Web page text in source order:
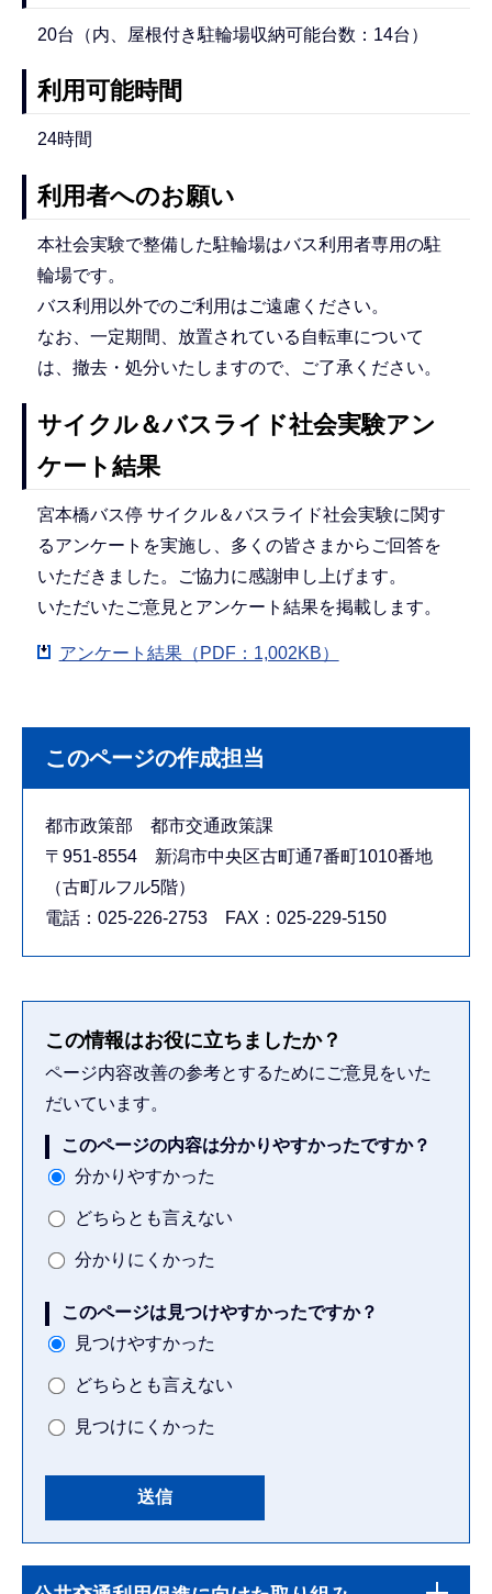
20台（内、屋根付き駐輪場収納可能台数：14台）
利用可能時間
24時間
利用者へのお願い
本社会実験で整備した駐輪場はバス利用者専用の駐
輪場です。
バス利用以外でのご利用はご遠慮ください。
なお、一定期間、放置されている自転車について
は、撤去・処分いたしますので、ご了承ください。
サイクル＆バスライド社会実験アン
ケート結果
宮本橋バス停 サイクル＆バスライド社会実験に関す
るアンケートを実施し、多くの皆さまからご回答を
いただきました。ご協力に感謝申し上げます。
いただいたご意見とアンケート結果を掲載します。
アンケート結果（PDF：1,002KB）
このページの作成担当
都市政策部 都市交通政策課
〒951-8554 新潟市中央区古町通7番町1010番地
（古町ルフル5階）
電話：025-226-2753 FAX：025-229-5150
この情報はお役に立ちましたか？
ページ内容改善の参考とするためにご意見をいた
だいています。
このページの内容は分かりやすかったですか？
分かりやすかった
どちらとも言えない
分かりにくかった
このページは見つけやすかったですか？
見つけやすかった
どちらとも言えない
見つけにくかった
文